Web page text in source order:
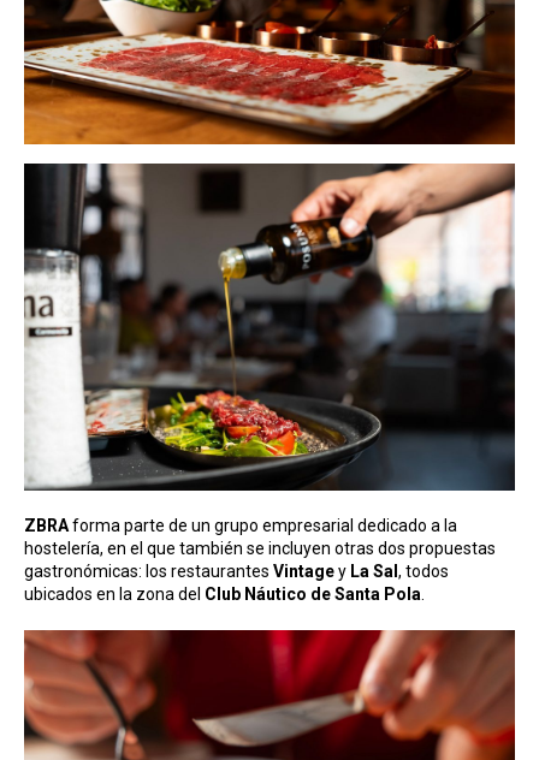
ZBRAforma parte de un grupo empresarial dedicado a la
hostelería, en el que también se incluyen otras dos propuestas
gastronómicas: los restaurantes Vintagey La Sal , todos
ubicados en la zona del Club Náutico de Santa Pola